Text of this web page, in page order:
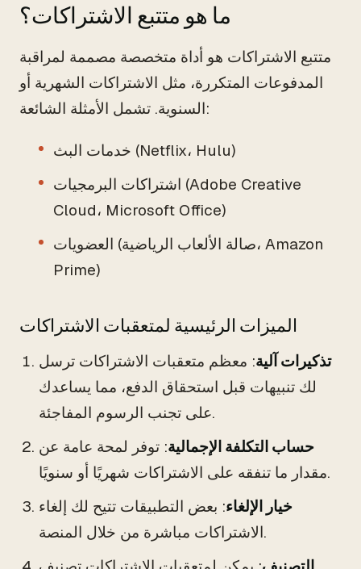
ما هو متتبع الاشتراكات؟
متتبع الاشتراكات هو أداة متخصصة مصممة لمراقبة
المدفوعات المتكررة، مثل الاشتراكات الشهرية أو
السنوية. تشمل الأمثلة الشائعة:
خدمات البث (Netflix، Hulu)
اشتراكات البرمجيات (Adobe Creative
Cloud، Microsoft Office)
العضويات (صالة الألعاب الرياضية، Amazon
Prime)
الميزات الرئيسية لمتعقبات الاشتراكات
تذكيرات آلية: معظم متعقبات الاشتراكات ترسل
لك تنبيهات قبل استحقاق الدفع، مما يساعدك
على تجنب الرسوم المفاجئة.
حساب التكلفة الإجمالية: توفر لمحة عامة عن
مقدار ما تنفقه على الاشتراكات شهريًا أو سنويًا.
خيار الإلغاء: بعض التطبيقات تتيح لك إلغاء
الاشتراكات مباشرة من خلال المنصة.